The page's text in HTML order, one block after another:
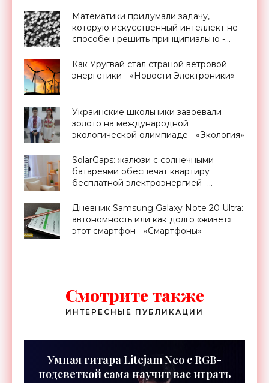
Математики придумали задачу,
которую искусственный интеллект не
способен решить принципиально -
Как Уругвай стал страной ветровой
энергетики - «Новости Электроники»
Украинские школьники завоевали
золото на международной
экологической олимпиаде - «Экология»
SolarGaps: жалюзи с солнечными
батареями обеспечат квартиру
бесплатной электроэнергией -
Дневник Samsung Galaxy Note 20 Ultra:
автономность или как долго «живет»
этот смартфон - «Смартфоны»
Смотрите также
ИНТЕРЕСНЫЕ ПУБЛИКАЦИИ
Умная гитара Litejam Neo с RGB-
подсветкой сама научит вас играть